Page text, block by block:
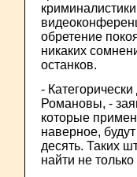
обретение
никаких
останков.
-
Романовы, -
которые
наверное,
десять. Таких
найти не